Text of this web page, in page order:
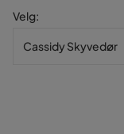
Velg:
Cassidy Skyvedør